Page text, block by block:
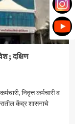
; दक्षिण
निवृत्त कर्मचारी व
केंद्र शासनाचे